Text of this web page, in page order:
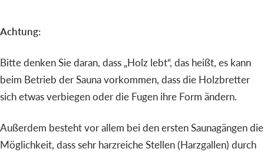
Achtung:
Bitte denken Sie daran, dass „Holz lebt“, das heißt, es kann
beim Betrieb der Sauna vorkommen, dass die Holzbretter
sich etwas verbiegen oder die Fugen ihre Form ändern.
Außerdem besteht vor allem bei den ersten Saunagängen die
Möglichkeit, dass sehr harzreiche Stellen (Harzgallen) durch